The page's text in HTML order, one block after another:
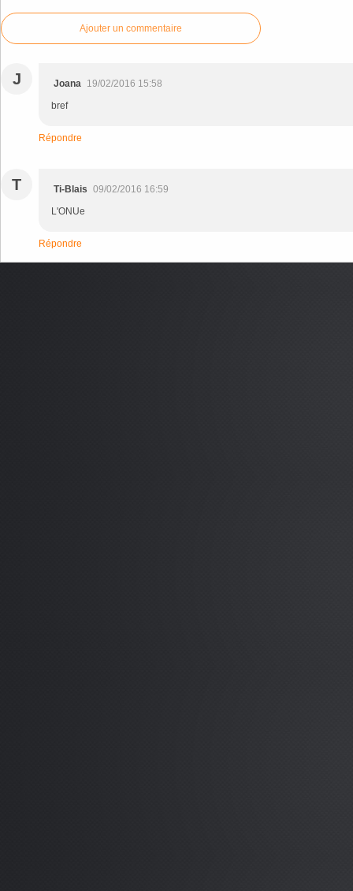
Ajouter un commentaire
J Joana 19/02/2016 15:58
bref
Répondre
T Ti-Blais 09/02/2016 16:59
L'ONUe
Répondre